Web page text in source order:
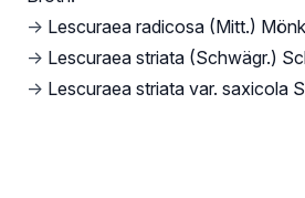
→ Lescuraea radicosa (Mitt.)
→ Lescuraea striata (Schwägr.)
→ Lescuraea striata var. saxicola